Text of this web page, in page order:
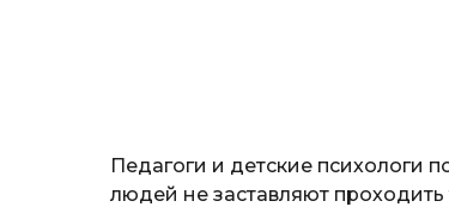
Педагоги и детские психологи
людей не заставляют